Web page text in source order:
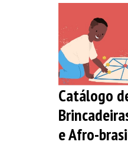
Catálogo
e Afro-